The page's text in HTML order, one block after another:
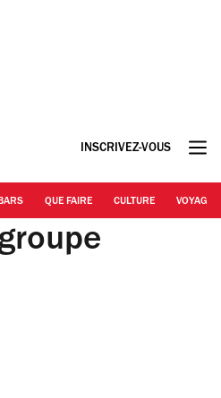
INSCRIVEZ-VOUS
QUE FAIRE CULTURE VOYAGE